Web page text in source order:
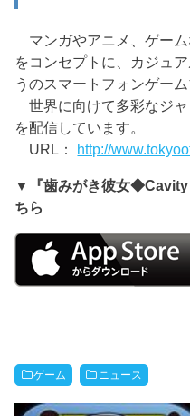
マンガやアニメ、ゲー
をコンセプトに、カジュ
うのスマートフォンゲーム
世界に向けて多彩なジ
を配信しています。
URL： http://
▼『歯みがき彼女◆Cavity
ちら
ゲーム ニュース